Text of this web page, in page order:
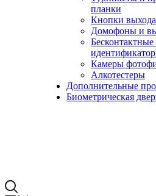
планки
Кнопки
Домофоны и
Камеры
Алкотестеры
Дополнительные
Биометрическая